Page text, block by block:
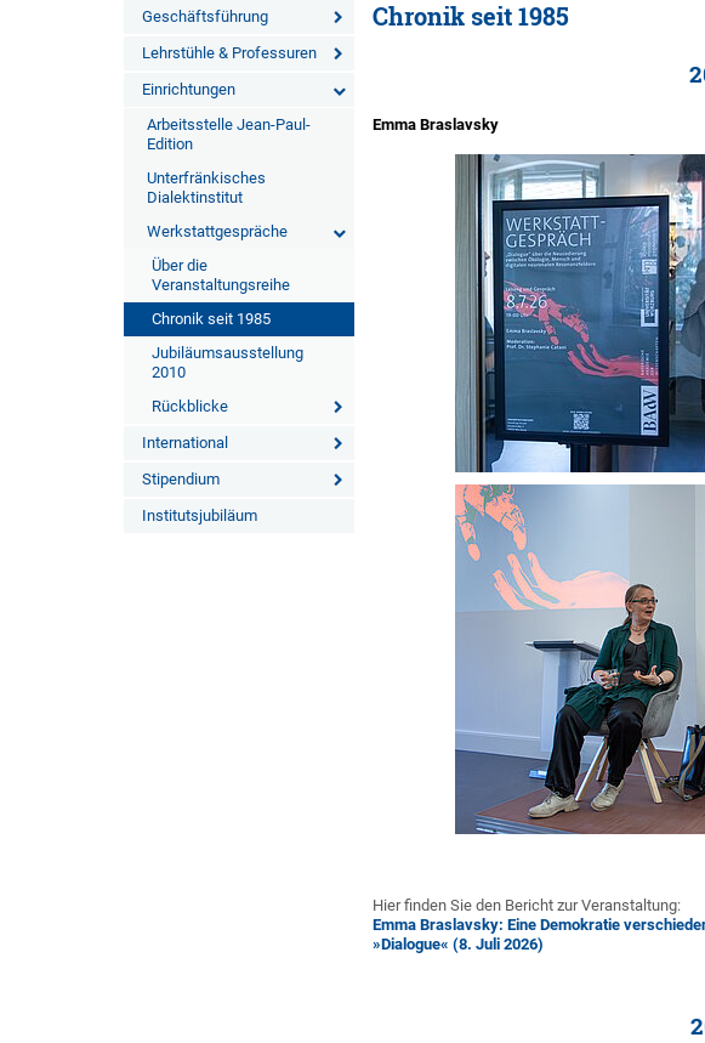
Geschäftsführung
Lehrstühle & Professuren
Einrichtungen
Arbeitsstelle Jean-Paul-
Edition
Unterfränkisches
Dialektinstitut
Werkstattgespräche
Über die
Veranstaltungsreihe
Chronik seit 1985
Jubiläumsausstellung
2010
Rückblicke
International
Stipendium
Institutsjubiläum
Chronik seit 1985
Emma Braslavsky
Hier finden Sie den Bericht zur Veranstaltung:
Emma Braslavsky: Eine Demokratie
»Dialogue« (8. Juli 2026)